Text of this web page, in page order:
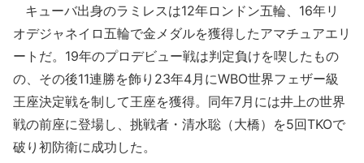
キューバ出身のラミレスは12年ロンドン五輪、16年リ
オデジャネイロ五輪で金メダルを獲得したアマチュアエリ
ートだ。19年のプロデビュー戦は判定負けを喫したもの
の、その後11連勝を飾り23年4月にWBO世界フェザー級
王座決定戦を制して王座を獲得。同年7月には井上の世界
戦の前座に登場し、挑戦者・清水聡（大橋）を5回TKOで
破り初防衛に成功した。